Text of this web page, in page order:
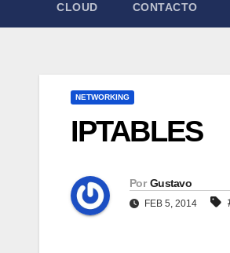
CLOUD CONTACTO
NETWORKING
IPTABLES
Por Gustavo
FEB 5, 2014